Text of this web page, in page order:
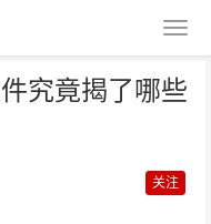
究竟揭了哪些
关注